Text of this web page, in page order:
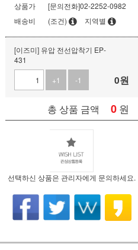
상품가
[문의전화]02-2252-0982
배송비
(조건) 지역별
[이즈미] 유압 전선압착기 EP-
431
+1
-1 0원
총 상품 금액 0 원
선택하신 상품은 관리자에게 문의하세요.